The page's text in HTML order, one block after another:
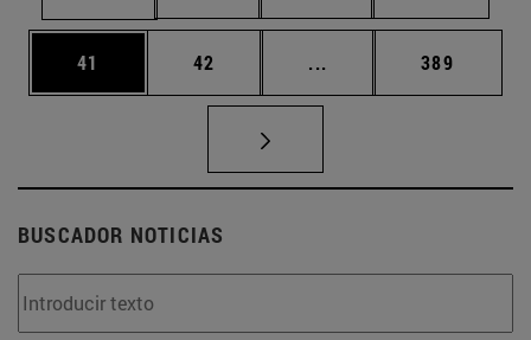
Página
41 Página
42 ... Páginas intermedias
Página
389
BUSCADOR NOTICIAS